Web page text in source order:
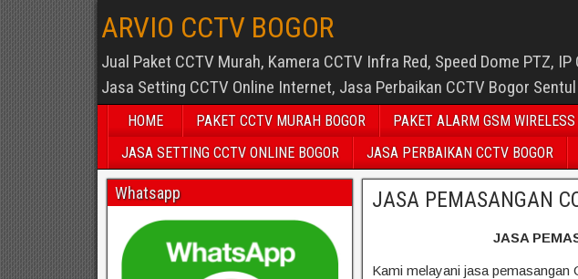
ARVIO CCTV BOGOR
Jual Paket CCTV Murah, Kamera CCTV Infra Red, Speed Dome PTZ,
Jasa Setting CCTV Online Internet, Jasa Perbaikan CCTV Bogor
HOME PAKET CCTV MURAH BOGOR PAKET ALARM GSM WIRELESS
JASA SETTING CCTV ONLINE BOGOR
JASA PERBAIKAN CCTV BOGOR
JASA PEMASANGAN
JASA
Kami melayani jasa pemasangan
Whatsapp